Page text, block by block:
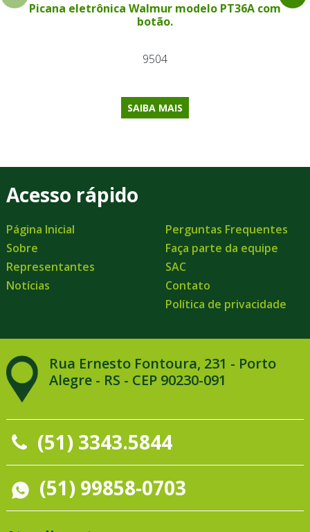
Picana eletrônica Walmur modelo PT36A com
botão.
9504
SAIBA MAIS
Acesso rápido
Página Inicial
Sobre
Representantes
Notícias
Perguntas Frequentes
Faça parte da equipe
SAC
Contato
Política de privacidade
Rua Ernesto Fontoura, 231 - Porto
Alegre - RS - CEP 90230-091
(51) 3343.5844
(51) 99858-0703